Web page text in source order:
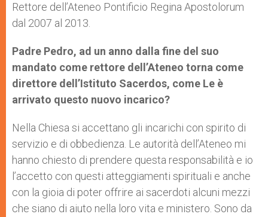
Rettore dell’Ateneo Pontificio Regina Apostolorum
dal 2007 al 2013.
Padre Pedro, ad un anno dalla fine del suo
mandato come rettore dell’Ateneo torna come
direttore dell’Istituto Sacerdos, come Le è
arrivato questo nuovo incarico?
Nella Chiesa si accettano gli incarichi con spirito di
servizio e di obbedienza. Le autorità dell’Ateneo mi
hanno chiesto di prendere questa responsabilità e io
l’accetto con questi atteggiamenti spirituali e anche
con la gioia di poter offrire ai sacerdoti alcuni mezzi
che siano di aiuto nella loro vita e ministero. Sono da